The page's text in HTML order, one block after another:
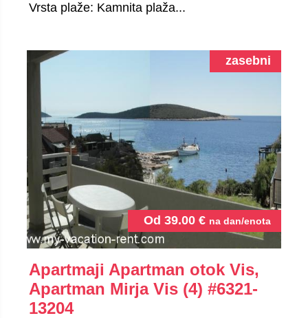
Vrsta plaže: Kamnita plaža...
Od 39.00 € na dan/enota
zasebni
Apartmaji Apartman otok Vis,
Apartman Mirja Vis (4) #6321-
13204